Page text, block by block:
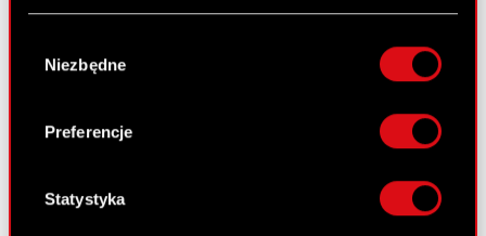
lokalizacji geograficznej z dokładnością nawet
Identyfikować Twoje urządzenie, aktywnie
analizując charakteryzującego je zbiory
palca)
zgody
Niezbędne
Preferencje
Statystyka
Zawiadomienie - 20 czerwca 2023 [EN]
PDF Zawiadomienie - 20 czerwca 2023 [PL]